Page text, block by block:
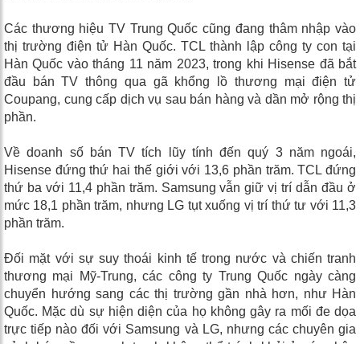
Các thương hiệu TV Trung Quốc cũng đang thâm nhập vào
thị trường điện tử Hàn Quốc. TCL thành lập công ty con tại
Hàn Quốc vào tháng 11 năm 2023, trong khi Hisense đã bắt
đầu bán TV thông qua gã khổng lồ thương mại điện tử
Coupang, cung cấp dịch vụ sau bán hàng và dần mở rộng thị
phần.
Về doanh số bán TV tích lũy tính đến quý 3 năm ngoái,
Hisense đứng thứ hai thế giới với 13,6 phần trăm. TCL đứng
thứ ba với 11,4 phần trăm. Samsung vẫn giữ vị trí dẫn đầu ở
mức 18,1 phần trăm, nhưng LG tụt xuống vị trí thứ tư với 11,3
phần trăm.
Đối mặt với sự suy thoái kinh tế trong nước và chiến tranh
thương mại Mỹ-Trung, các công ty Trung Quốc ngày càng
chuyển hướng sang các thị trường gần nhà hơn, như Hàn
Quốc. Mặc dù sự hiện diện của họ không gây ra mối đe dọa
trực tiếp nào đối với Samsung và LG, nhưng các chuyên gia